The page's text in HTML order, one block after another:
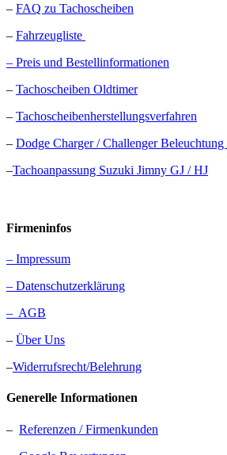
– FAQ zu Tachoscheiben
– Fahrzeugliste
– Preis und Bestellinformationen
– Tachoscheiben Oldtimer
– Tachoscheibenherstellungsverfahren
– Dodge Charger / Challenger Beleuchtung
–Tachoanpassung Suzuki Jimny GJ / HJ
Firmeninfos
– Impressum
– Datenschutzerklärung
– AGB
– Über Uns
–Widerrufsrecht/Belehrung
Generelle Informationen
– Referenzen / Firmenkunden